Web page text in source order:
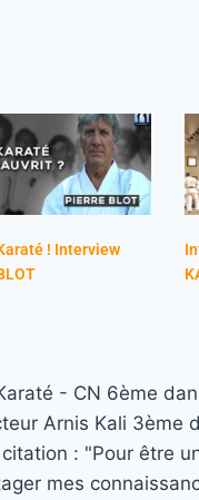
! Interview
- CN 6ème
Arnis Kali 3ème
: "Pour être
mes